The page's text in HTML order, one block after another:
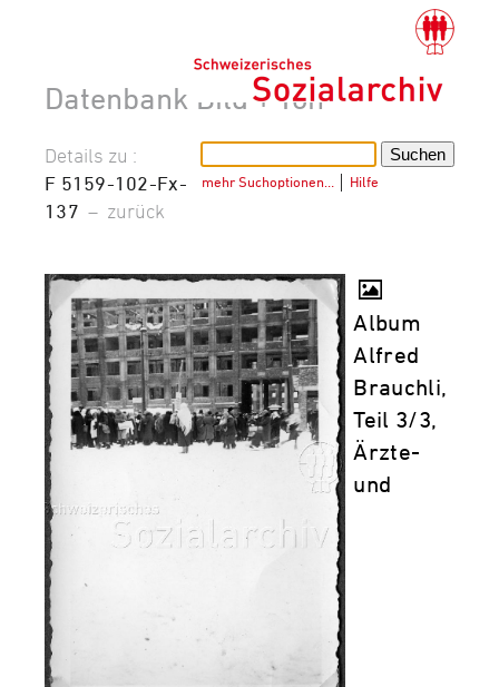
Datenbank Bild + Ton
mehr Suchoptionen… Hilfe
Details zu :
F 5159-102-Fx-
137 – zurück
Album
Alfred
Brauchli,
Teil 3/3,
Ärzte-
und